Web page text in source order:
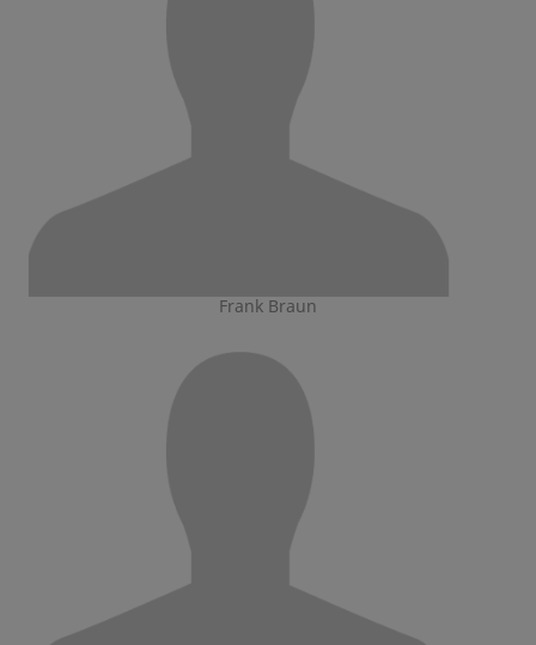
Frank Braun